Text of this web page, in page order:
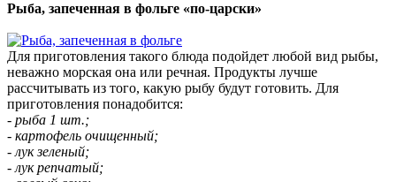
Рыба, запеченная в фольге «по-царски»
Для приготовления такого блюда подойдет любой вид рыбы,
неважно морская она или речная. Продукты лучше
рассчитывать из того, какую рыбу будут готовить. Для
приготовления понадобится:
- рыба 1 шт.;
- картофель очищенный;
- лук зеленый;
- лук репчатый;